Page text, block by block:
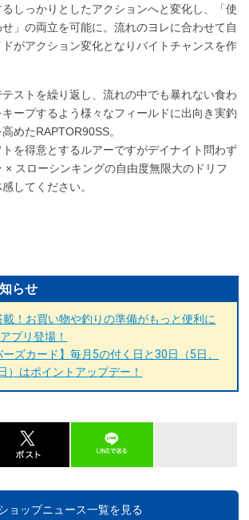
しっかりとしたアクションへと変化し、「使
」の両立を可能に。流れのヨレに合わせて自
がアクション変化となりバイトチャンスを作
ストを繰り返し、流れの中でも暴れない食わ
ープするよう様々なフィールドに出向き実釣
めたRAPTOR90SS。
を得意とするルアーですがデイナイト問わず
× スローシンキングの自由度無限大のドリフ
してください。
らせ
載！お買い物や釣りの準備がもっと便利に
プリ登場！
ーズカード】毎月5の付く日と30日（5日、
）はポイントアップデー！
ョップニュース一覧を見る